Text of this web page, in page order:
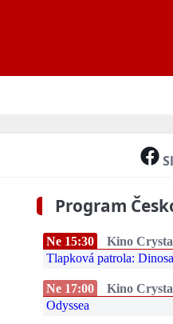
Program
Ne 15:30 Kino
Tlapková patrola:
Ne 17:00 Kino
Odyssea